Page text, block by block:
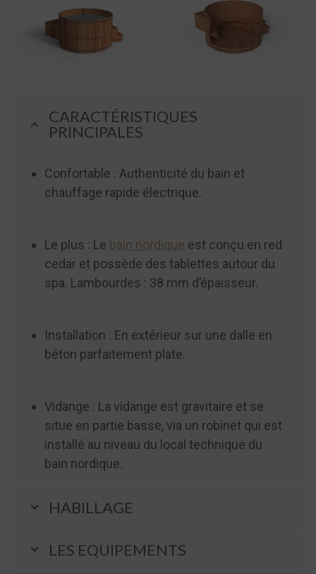
CARACTÉRISTIQUES
PRINCIPALES
Confortable : Authenticité du bain et
chauffage rapide électrique.
Le plus : Le bain nordique est conçu en red
cedar et possède des tablettes autour du
spa. Lambourdes : 38 mm d’épaisseur.
Installation : En extérieur sur une dalle en
béton parfaitement plate.
Vidange : La vidange est gravitaire et se
situe en partie basse, via un robinet qui est
installé au niveau du local technique du
bain nordique.
HABILLAGE
LES EQUIPEMENTS